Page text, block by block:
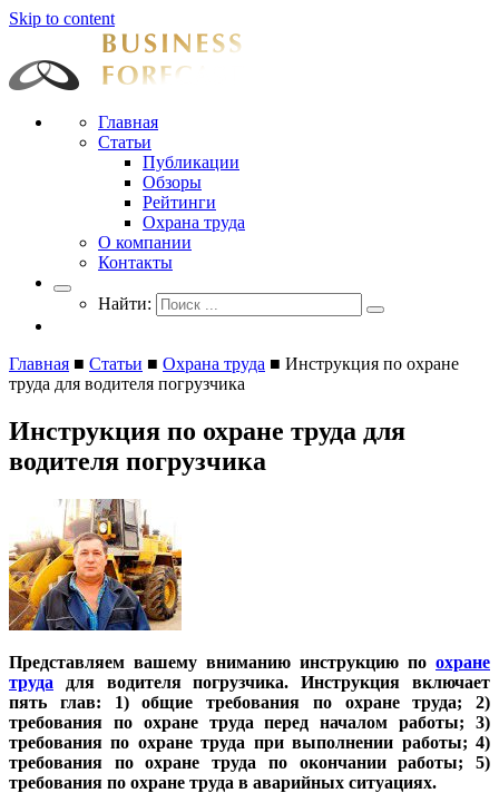
Skip to content
Businessforecast
Аналитика и прогнозирование для профессионалов
Главная
Статьи
Публикации
Обзоры
Рейтинги
Охрана труда
О компании
Контакты
Найти:
Главная ■ Статьи ■ Охрана труда ■ Инструкция по охране
труда для водителя погрузчика
Инструкция по охране труда для
водителя погрузчика
Представляем вашему вниманию инструкцию по охране
труда для водителя погрузчика. Инструкция включает
пять глав: 1) общие требования по охране труда; 2)
требования по охране труда перед началом работы; 3)
требования по охране труда при выполнении работы; 4)
требования по охране труда по окончании работы; 5)
требования по охране труда в аварийных ситуациях.